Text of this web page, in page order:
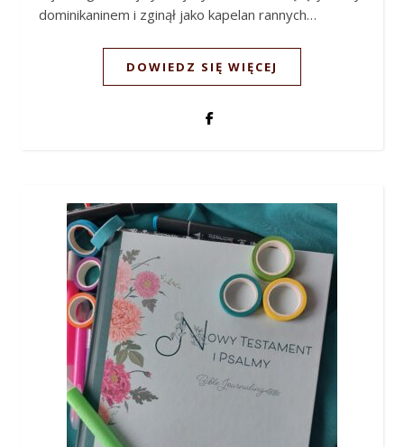
dominikaninem i zginął jako kapelan rannych…
DOWIEDZ SIĘ WIĘCEJ